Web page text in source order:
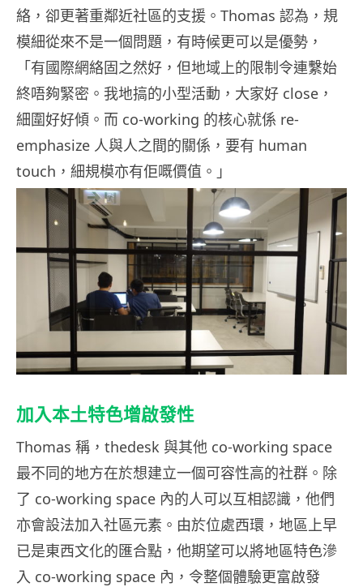
絡，卻更著重鄰近社區的支援。Thomas 認為，規
模細從來不是一個問題，有時候更可以是優勢，
「有國際網絡固之然好，但地域上的限制令連繫始
終唔夠緊密。我地搞的小型活動，大家好 close，
細圍好好傾。而 co-working 的核心就係 re-
emphasize 人與人之間的關係，要有 human
touch，細規模亦有佢嘅價值。」
加入本土特色增啟發性
Thomas 稱，thedesk 與其他 co-working space
最不同的地方在於想建立一個可容性高的社群。除
了 co-working space 內的人可以互相認識，他們
亦會設法加入社區元素。由於位處西環，地區上早
已是東西文化的匯合點，他期望可以將地區特色滲
入 co-working space 內，令整個體驗更富啟發